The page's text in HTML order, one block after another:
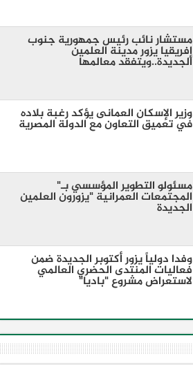
مستشار نائب رئيس جمهورية جنوب
إفريقيا يزور مدينة العلمين
الجديدة..ويتفقد معالمها
وزير الإسكان العمانى يؤكد رغبة بلاده
في تعميق التعاون مع الدولة المصرية
مسئولو التطوير المؤسسي بـ"
المجتمعات العمرانية "يزورون العلمين
الجديدة
وفدا دولياً يزور أكتوبر الجديدة ضمن
فعاليات المنتدى الحضري العالمي
لاستعراض مشروع "باديا"